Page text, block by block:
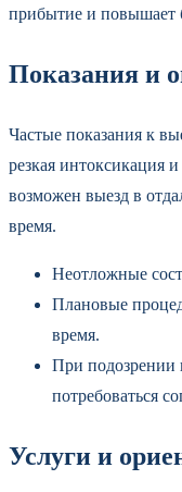
прибытие и повышает
Показания и
Частые показания к
резкая интоксикация
возможен выезд в
время.
Неотложные
Плановые
время.
При подозрении
потребоваться
Услуги и